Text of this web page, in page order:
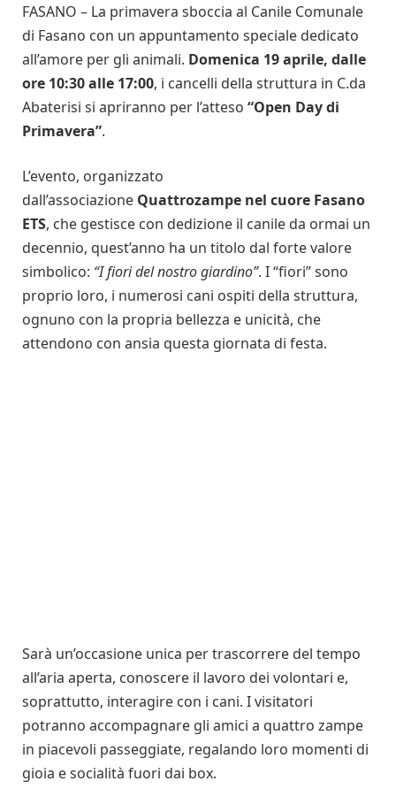
FASANO – La primavera sboccia al Canile Comunale
di Fasano con un appuntamento speciale dedicato
all’amore per gli animali. Domenica 19 aprile, dalle
ore 10:30 alle 17:00, i cancelli della struttura in C.da
Abaterisi si apriranno per l’atteso “Open Day di
Primavera”.
L’evento, organizzato
dall’associazione Quattrozampe nel cuore Fasano
ETS, che gestisce con dedizione il canile da ormai un
decennio, quest’anno ha un titolo dal forte valore
simbolico: “I fiori del nostro giardino”. I “fiori” sono
proprio loro, i numerosi cani ospiti della struttura,
ognuno con la propria bellezza e unicità, che
attendono con ansia questa giornata di festa.
Sarà un’occasione unica per trascorrere del tempo
all’aria aperta, conoscere il lavoro dei volontari e,
soprattutto, interagire con i cani. I visitatori
potranno accompagnare gli amici a quattro zampe
in piacevoli passeggiate, regalando loro momenti di
gioia e socialità fuori dai box.